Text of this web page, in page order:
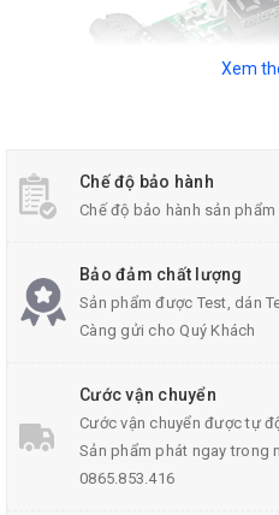
Thông số kỹ thuật của mạch
USB đầu vào; Micro USB (1A)
Điện áp đầu vào: 5VDC ±
Xem
Chế độ bảo hành
Chế độ bảo hành sản
Bảo đảm chất lượng
Sản phẩm được Test, dán
Càng gửi cho Quý Khách
Cước vận chuyển
Cước vận chuyển được tự
Sản phẩm phát ngay trong
0865.853.416